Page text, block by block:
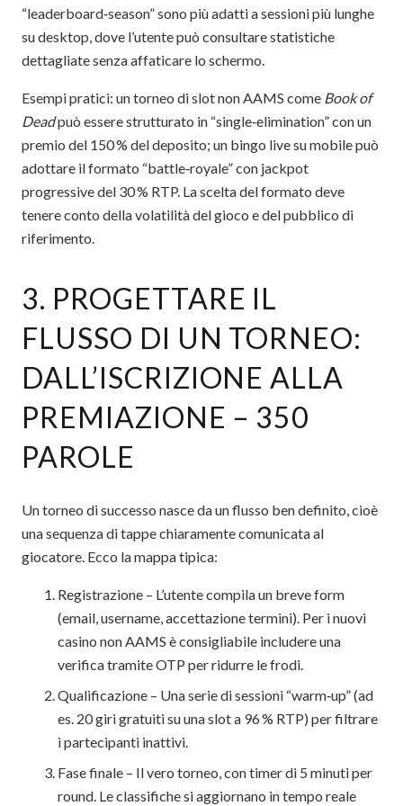
“leaderboard‑season” sono più adatti a sessioni più lunghe
su desktop, dove l’utente può consultare statistiche
dettagliate senza affaticare lo schermo.
Esempi pratici: un torneo di slot non AAMS come Book of
Deadpuò essere strutturato in “single‑elimination” con un
premio del 150 % del deposito; un bingo live su mobile può
adottare il formato “battle‑royale” con jackpot
progressive del 30 % RTP. La scelta del formato deve
tenere conto della volatilità del gioco e del pubblico di
riferimento.
3. PROGETTARE IL
FLUSSO DI UN TORNEO:
DALL’ISCRIZIONE ALLA
PREMIAZIONE – 350
PAROLE
Un torneo di successo nasce da un flusso ben definito, cioè
una sequenza di tappe chiaramente comunicata al
giocatore. Ecco la mappa tipica:
Registrazione – L’utente compila un breve form
(email, username, accettazione termini). Per i nuovi
casino non AAMS è consigliabile includere una
verifica tramite OTP per ridurre le frodi.
Qualificazione – Una serie di sessioni “warm‑up” (ad
es. 20 giri gratuiti su una slot a 96 % RTP) per filtrare
i partecipanti inattivi.
Fase finale – Il vero torneo, con timer di 5 minuti per
round. Le classifiche si aggiornano in tempo reale